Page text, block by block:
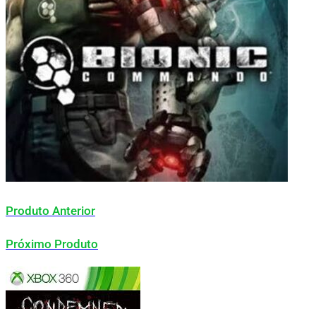
Produto Anterior
Próximo Produto